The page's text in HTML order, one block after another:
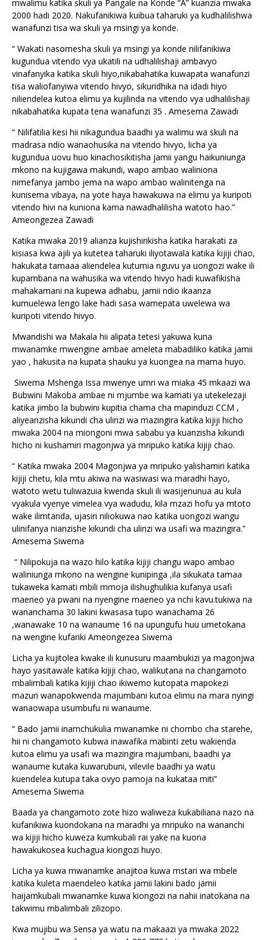
mwalimu katika skuli ya Pangale na Konde “A” kuanzia mwaka
2000 hadi 2020. Nakufanikiwa kuibua taharuki ya kudhalilishwa
wanafunzi tisa wa skuli ya msingi ya konde.
“ Wakati nasomesha skuli ya msingi ya konde nilifanikiwa
kugundua vitendo vya ukatili na udhalilishaji ambavyo
vinafanyika katika skuli hiyo,nikabahatika kuwapata wanafunzi
tisa waliofanyiwa vitendo hivyo, sikuridhika na idadi hiyo
niliendelea kutoa elimu ya kujilinda na vitendo vya udhalilishaji
nikabahatika kupata tena wanafunzi 35 . Amesema Zawadi
“ Nilifatilia kesi hii nikagundua baadhi ya walimu wa skuli na
madrasa ndio wanaohusika na vitendo hivyo, licha ya
kugundua uovu huo kinachosikitisha jamii yangu haikuniunga
mkono na kujigawa makundi, wapo ambao waliniona
nimefanya jambo jema na wapo ambao walinitenga na
kunisema vibaya, na yote haya hawakuwa na elimu ya kuripoti
vitendo hivi na kuniona kama nawadhalilisha watoto hao.”
Ameongezea Zawadi
Katika mwaka 2019 alianza kujishirikisha katika harakati za
kisiasa kwa ajili ya kutetea taharuki iliyotawala katika kijiji chao,
hakukata tamaaa aliendelea kutumia nguvu ya uongozi wake ili
kupambana na wahusika wa vitendo hivyo hadi kuwafikisha
mahakamani na kupewa adhabu, jamii ndio ikaanza
kumuelewa lengo lake hadi sasa wamepata uwelewa wa
kuripoti vitendo hivyo.
Mwandishi wa Makala hii alipata tetesi yakuwa kuna
mwanamke mwengine ambae ameleta mabadiliko katika jamii
yao , hakusita na kupata shauku ya kuongea na mama huyo.
Siwema Mshenga Issa mwenye umri wa miaka 45 mkaazi wa
Bubwini Makoba ambae ni mjumbe wa kamati ya utekelezaji
katika jimbo la bubwini kupitia chama cha mapinduzi CCM ,
aliyeanzisha kikundi cha ulinzi wa mazingira katika kijiji hicho
mwaka 2004 na miongoni mwa sababu ya kuanzisha kikundi
hicho ni kushamiri magonjwa ya mripuko katika kijiji chao.
“ Katika mwaka 2004 Magonjwa ya mripuko yalishamiri katika
kijiji chetu, kila mtu akiwa na wasiwasi wa maradhi hayo,
watoto wetu tuliwazuia kwenda skuli ili wasijenunua au kula
vyakula vyenye vimelea vya wadudu, kila mzazi hofu ya mtoto
wake ilimtanda, ujasiri niliokuwa nao katika uongozi wangu
ulinifanya nianzishe kikundi cha ulinzi wa usafi wa mazingira.”
Amesema Siwema
“ Nilipokuja na wazo hilo katika kijiji changu wapo ambao
waliniunga mkono na wengine kunipinga ,ila sikukata tamaa
tukaweka kamati mbili mmoja ilishughulikia kufanya usafi
maeneo ya pwani na nyengine maeneo ya nchi kavu.tukiwa na
wananchama 30 lakini kwasasa tupo wanachama 26
,wanawake 10 na wanaume 16 na upungufu huu umetokana
na wengine kufariki Ameongezea Siwema
Licha ya kujitolea kwake ili kunusuru maambukizi ya magonjwa
hayo yasitawale katika kijiji chao, walikutana na changamoto
mbalimbali katika kijiji chao ikiwemo kutopata mapokezi
mazuri wanapokwenda majumbani kutoa elimu na mara nyingi
wanaowapa usumbufu ni wanaume.
“ Bado jamii inamchukulia mwanamke ni chombo cha starehe,
hii ni changamoto kubwa inawafika mabinti zetu wakienda
kutoa elimu ya usafi wa mazingira majumbani, baadhi ya
wanaume kutaka kuwarubuni, vilevile baadhi ya watu
kuendelea kutupa taka ovyo pamoja na kukataa miti”
Amesema Siwema
Baada ya changamoto zote hizo waliweza kukabiliana nazo na
kufanikiwa kuondokana na maradhi ya mripuko na wananchi
wa kijiji hicho kuweza kumkubali rai yake na kuona
hawakukosea kuchagua kiongozi huyo.
Licha ya kuwa mwanamke anajitoa kuwa mstari wa mbele
katika kuleta maendeleo katika jamii lakini bado jamii
haijamkubali mwanamke kuwa kiongozi na nahii inatokana na
takwimu mbalimbali zilizopo.
Kwa mujibu wa Sensa ya watu na makaazi ya mwaka 2022